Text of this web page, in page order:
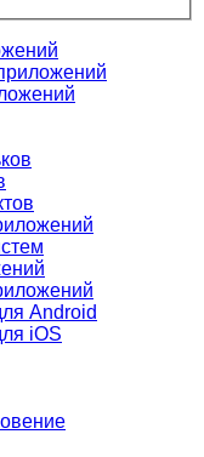
Android
iOS